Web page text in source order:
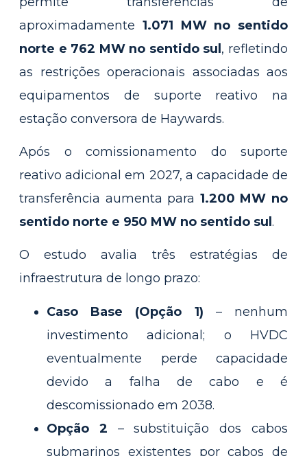
aproximadamente 1.071 MW no sentido
norte e 762 MW no sentido sul, refletindo
as restrições operacionais associadas aos
equipamentos de suporte reativo na
estação conversora de Haywards.
Após o comissionamento do suporte
reativo adicional em 2027, a capacidade de
transferência aumenta para 1.200 MW no
sentido norte e 950 MW no sentido sul .
O estudo avalia três estratégias de
infraestrutura de longo prazo:
Caso Base (Opção 1) – nenhum
investimento adicional; o HVDC
eventualmente perde capacidade
devido a falha de cabo e é
descomissionado em 2038.
Opção 2 – substituição dos cabos
submarinos existentes por cabos de